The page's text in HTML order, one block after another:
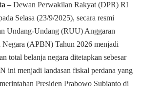
– Dewan Perwakilan Rakyat (DPR) RI
Selasa (23/9/2025), secara resmi
Undang-Undang (RUU) Anggaran
Negara (APBN) Tahun 2026 menjadi
total belanja negara ditetapkan sebesar
ini menjadi landasan fiskal perdana yang
Presiden Prabowo Subianto di